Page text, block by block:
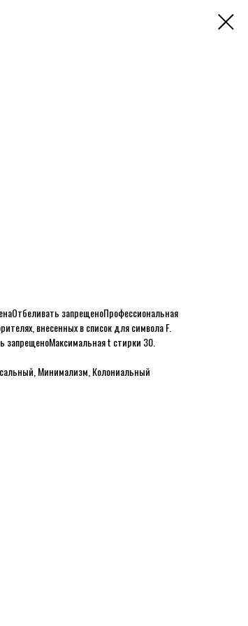
Отбеливать запрещеноПрофессиональная
внесенных в список для символа F.
запрещеноМаксимальная t стирки 30.
Минимализм, Колониальный